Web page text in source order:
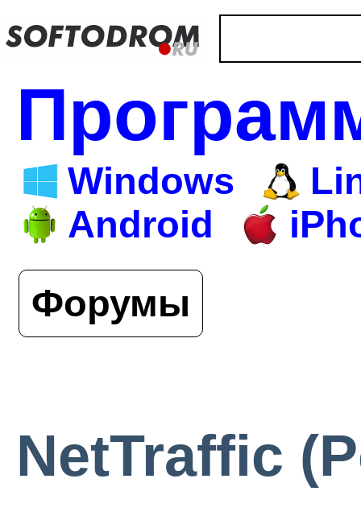
Windows
Android
Форумы
NetTraffic